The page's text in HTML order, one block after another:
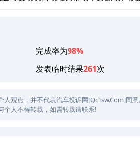
完成率为98%
发表临时结果261次
人观点，并不代表汽车投诉网[QcTsw.Com]同
个人不得转载，如需转载请联系!